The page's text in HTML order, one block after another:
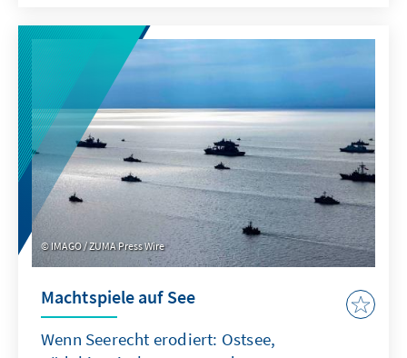
oder die Spezifikation. Für Europa geht es
deshalb nicht darum, ChatGPT mit
Verzögerung nachzubauen. Vielmehr gilt es
eigene Modelle zu entwickeln oder
außereuropäische so anzupassen, dass sie als
Produkte besser zu den institutionalisierten
Strukturen passen.
IMAGO / ZUMA Press Wire
Machtspiele auf See
Wenn Seerecht erodiert: Ostsee,